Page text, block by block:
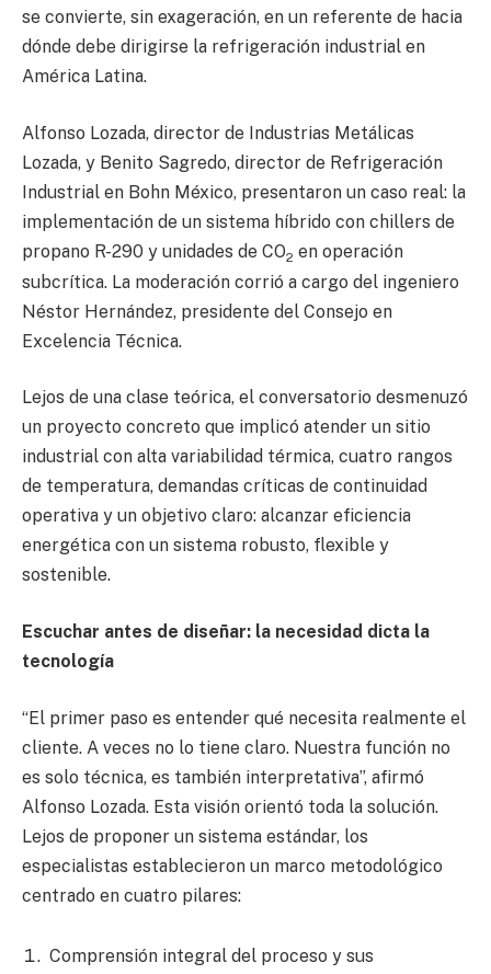
se convierte, sin exageración, en un referente de hacia
dónde debe dirigirse la refrigeración industrial en
América Latina.
Alfonso Lozada, director de Industrias Metálicas
Lozada, y Benito Sagredo, director de Refrigeración
Industrial en Bohn México, presentaron un caso real: la
implementación de un sistema híbrido con chillers de
propano R-290 y unidades de CO2 en operación
subcrítica. La moderación corrió a cargo del ingeniero
Néstor Hernández, presidente del Consejo en
Excelencia Técnica.
Lejos de una clase teórica, el conversatorio desmenuzó
un proyecto concreto que implicó atender un sitio
industrial con alta variabilidad térmica, cuatro rangos
de temperatura, demandas críticas de continuidad
operativa y un objetivo claro: alcanzar eficiencia
energética con un sistema robusto, flexible y
sostenible.
Escuchar antes de diseñar: la necesidad dicta la
tecnología
“El primer paso es entender qué necesita realmente el
cliente. A veces no lo tiene claro. Nuestra función no
es solo técnica, es también interpretativa”, afirmó
Alfonso Lozada. Esta visión orientó toda la solución.
Lejos de proponer un sistema estándar, los
especialistas establecieron un marco metodológico
centrado en cuatro pilares:
Comprensión integral del proceso y sus